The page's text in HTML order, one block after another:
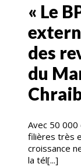
« Le
des
du
Avec 50
filières très
croissance
la tél[...]